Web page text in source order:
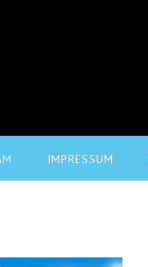
IMPRESSUM